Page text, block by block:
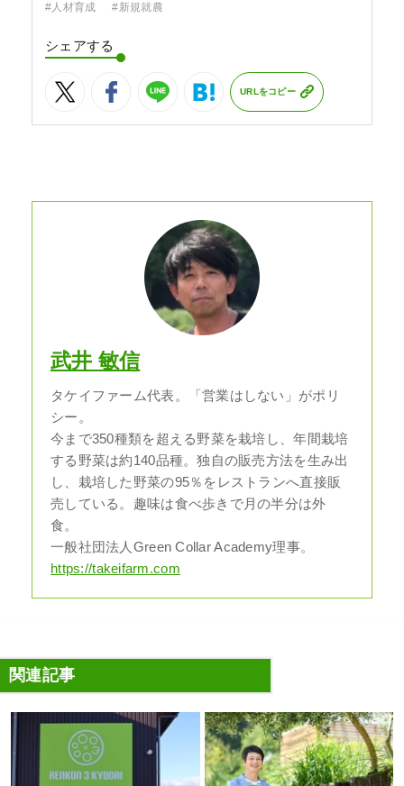
#人材育成
#新規就農
シェアする
URLをコピー
武井 敏信
タケイファーム代表。「営業はしない」がポリ
シー。
今まで350種類を超える野菜を栽培し、年間栽培
する野菜は約140品種。独自の販売方法を生み出
し、栽培した野菜の95％をレストランへ直接販
売している。趣味は食べ歩きで月の半分は外
食。
一般社団法人Green Collar Academy理事。
https://takeifarm.com
関連記事